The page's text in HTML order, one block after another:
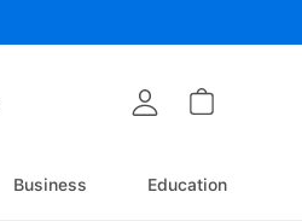
Business Education